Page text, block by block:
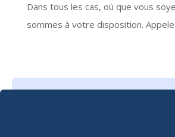
Dans tous les cas, où que vous
sommes à votre disposition.